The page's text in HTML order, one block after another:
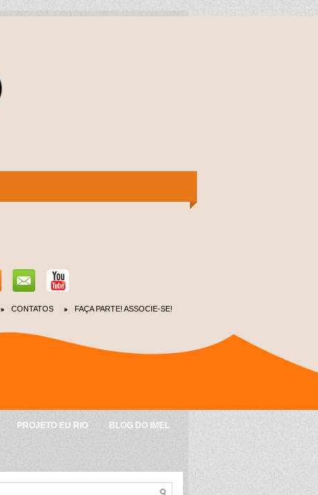
CONTATOS FAÇA PARTE! ASSOCIE-SE!
PROJETO EU RIO BLOG DO IMEL